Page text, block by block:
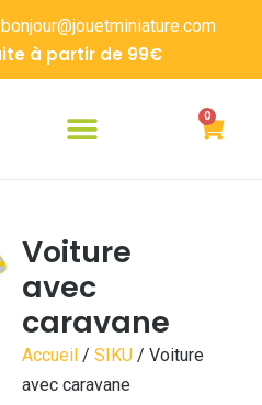
bonjour@jouetminiature.com
à partir de 99€
0
Voiture
avec
caravane
Accueil/ SIKU/ Voiture
avec caravane